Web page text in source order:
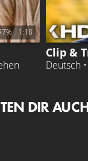
1:18
Clip &
Deutsch
DIR